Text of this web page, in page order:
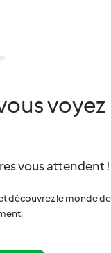
voyez
vous attendent !
découvrez le monde de